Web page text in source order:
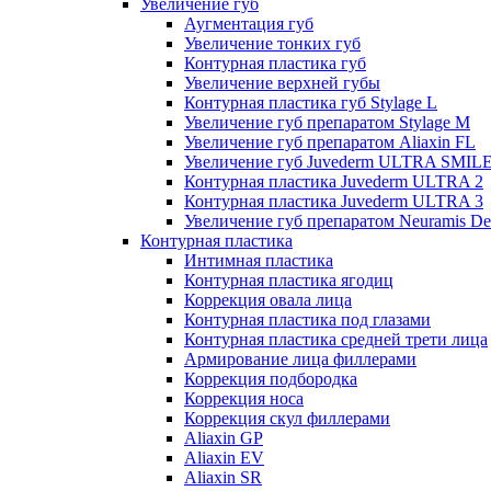
Увеличение губ
Аугментация губ
Увеличение тонких губ
Контурная пластика губ
Увеличение верхней губы
Контурная пластика губ Stylage L
Увеличение губ препаратом Stylage M
Увеличение губ препаратом Aliaxin FL
Увеличение губ Juvederm ULTRA
Контурная пластика Juvederm ULTRA 2
Контурная пластика Juvederm ULTRA 3
Увеличение губ препаратом Neuramis
Контурная пластика
Интимная пластика
Контурная пластика ягодиц
Коррекция овала лица
Контурная пластика под глазами
Контурная пластика средней трети лица
Армирование лица филлерами
Коррекция подбородка
Коррекция носа
Коррекция скул филлерами
Aliaxin GP
Aliaxin EV
Aliaxin SR